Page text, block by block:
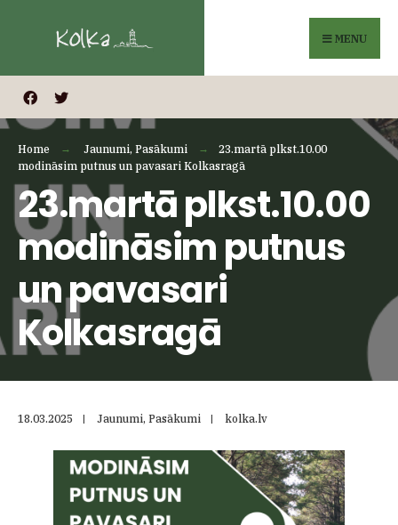
MENU
Home Jaunumi, Pasākumi
23.martā plkst.10.00
modināsim putnus un pavasari Kolkasragā
23.martā plkst.10.00
modināsim putnus
un pavasari
Kolkasragā
18.03.2025 | Jaunumi, Pasākumi | kolka.lv
for: